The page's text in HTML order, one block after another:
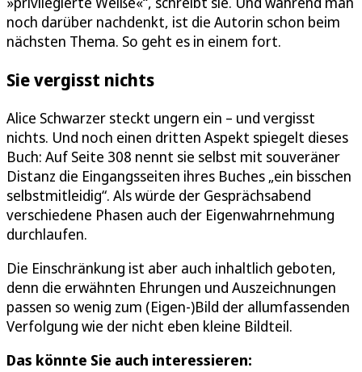
noch darüber nachdenkt, ist die Autorin schon beim
nächsten Thema. So geht es in einem fort.
Sie vergisst nichts
Alice Schwarzer steckt ungern ein – und vergisst
nichts. Und noch einen dritten Aspekt spiegelt dieses
Buch: Auf Seite 308 nennt sie selbst mit souveräner
Distanz die Eingangsseiten ihres Buches „ein bisschen
selbstmitleidig“. Als würde der Gesprächsabend
verschiedene Phasen auch der Eigenwahrnehmung
durchlaufen.
Die Einschränkung ist aber auch inhaltlich geboten,
denn die erwähnten Ehrungen und Auszeichnungen
passen so wenig zum (Eigen-)Bild der allumfassenden
Verfolgung wie der nicht eben kleine Bildteil.
Das könnte Sie auch interessieren: